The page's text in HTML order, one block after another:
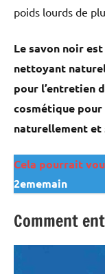
poids lourds de
Le savon noir
nettoyant
pour l’entretien
cosmétique
naturellement et
Cela pourrait
2ememain
Comment